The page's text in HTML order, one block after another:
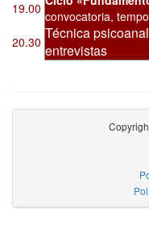
19.00 convocatoria,
Técnica
entrevistas
20.30